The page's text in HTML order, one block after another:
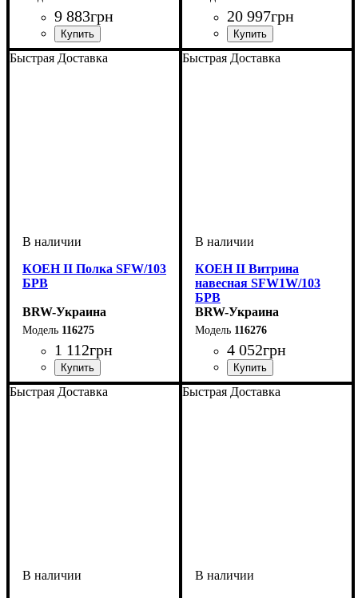
9 883грн
ширина, мм: 1035
высота, мм: 2005
глубина, мм: 565
20 997грн
ширина, мм: 2140
высота, мм: 2080
глубина, мм: 565
Быстрая Доставка
КОЕН II Полка SFW/103
БРВ
BRW-Украина
116275
1 112грн
ширина, мм: 1035
высота, мм: 420
глубина, мм: 265
Быстрая Доставка
КОЕН II Витрина
навесная SFW1W/103
БРВ
BRW-Украина
116276
4 052грн
ширина, мм: 1035
высота, мм: 420
глубина, мм: 270
Быстрая Доставка Быстрая Доставка